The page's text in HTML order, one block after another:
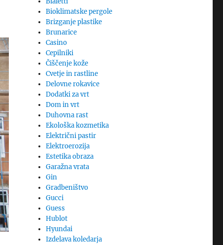
Bioklimatske pergole
Brizganje plastike
Brunarice
Casino
Cepilniki
Čiščenje kože
Cvetje in rastline
Delovne rokavice
Dodatki za vrt
Dom in vrt
Duhovna rast
Ekološka kozmetika
Električni pastir
Elektroerozija
Estetika obraza
Garažna vrata
Gin
Gradbeništvo
Gucci
Guess
Hublot
Hyundai
Izdelava koledarja